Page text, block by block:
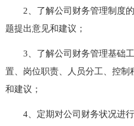
2、了解公司财务管理制度的
题提出意见和建议；
3、了解公司财务管理基础工
置、岗位职责、人员分工、控
和建议；
4、定期对公司财务状况进行